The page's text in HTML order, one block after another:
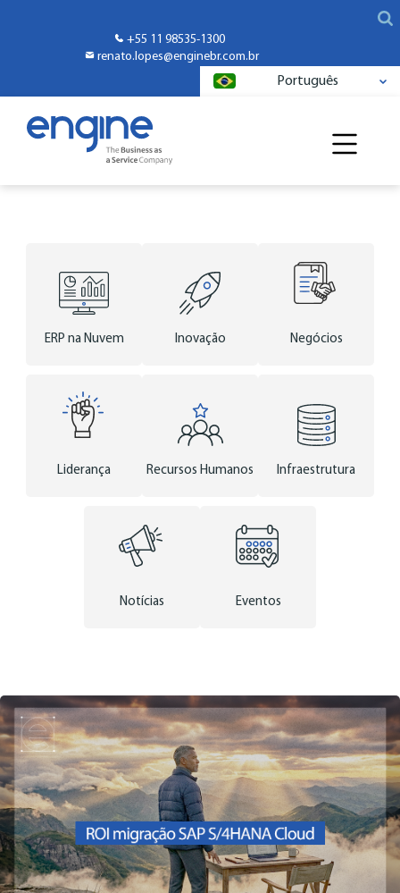
+55 11 98535-1300
renato.lopes@enginebr.com.br
Português
ERP na Nuvem Inovação Negócios
Liderança Recursos Humanos Infraestrutura
Notícias Eventos